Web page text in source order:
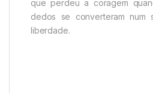
que perdeu a coragem
dedos se converteram num
liberdade.